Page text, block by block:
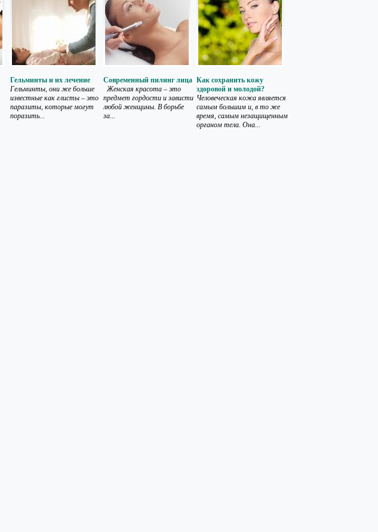
Гельминты и их лечение
Гельминты, они же больше
известные как глисты – это
паразиты, которые могут
поразить...
Современный пилинг лица
Женская красота – это
предмет гордости и зависти
любой женщины. В борьбе
за...
Как сохранить кожу
здоровой и молодой?
Человеческая кожа является
самым большим и, в то же
время, самым незащищенным
органом тела. Она...